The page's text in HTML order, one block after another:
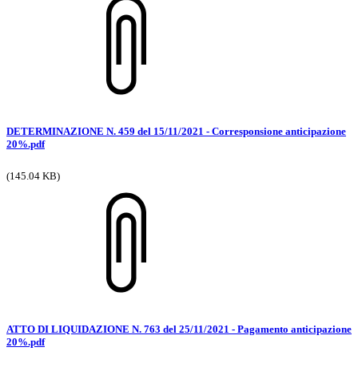
DETERMINAZIONE N. 459 del 15/11/2021 - Corresponsione anticipazione
20%.pdf
(145.04 KB)
ATTO DI LIQUIDAZIONE N. 763 del 25/11/2021 - Pagamento anticipazione
20%.pdf